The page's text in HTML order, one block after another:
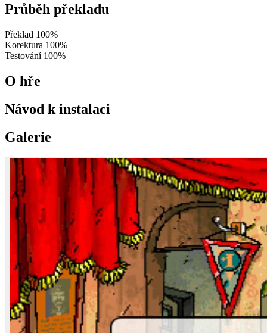
Průběh překladu
Překlad 100%
Korektura 100%
Testování 100%
O hře
Návod k instalaci
Galerie